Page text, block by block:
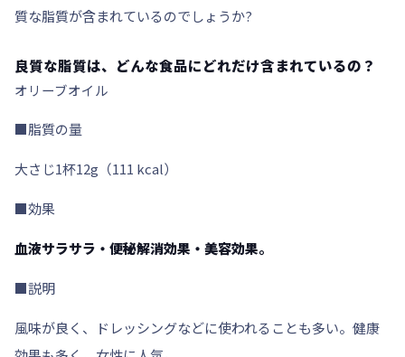
質な脂質が含まれているのでしょうか?
良質な脂質は、どんな食品にどれだけ含まれているの？
オリーブオイル
■脂質の量
大さじ1杯12g（111 kcal）
■効果
血液サラサラ・便秘解消効果・美容効果。
■説明
風味が良く、ドレッシングなどに使われることも多い。健康